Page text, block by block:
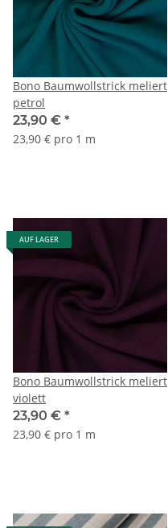
Bono Baumwollstrick meliert
petrol
23,90 € *
23,90 € pro 1 m
AUF LAGER
Bono Baumwollstrick meliert
violett
23,90 € *
23,90 € pro 1 m